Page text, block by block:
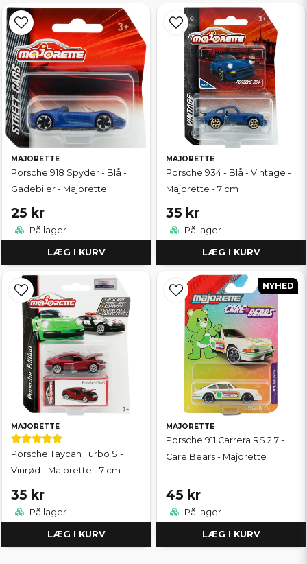
MAJORETTE
Porsche 918 Spyder - Blå -
Gadebiler - Majorette
25 kr
På lager
LÆG I KURV
MAJORETTE
Porsche 934 - Blå - Vintage -
Majorette - 7 cm
35 kr
På lager
LÆG I KURV
MAJORETTE
Porsche Taycan Turbo S -
Vinrød - Majorette - 7 cm
35 kr
På lager
LÆG I KURV
MAJORETTE
Porsche 911 Carrera RS 2.7 -
Care Bears - Majorette
45 kr
På lager
LÆG I KURV
NYHED